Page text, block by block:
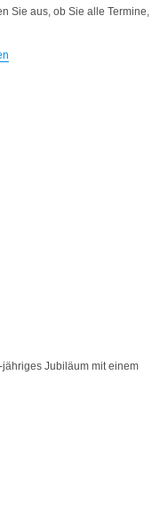
Sie aus, ob Sie alle Termine,
Jubiläum mit einem